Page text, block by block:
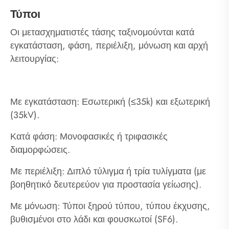
Τύποι
Οι μετασχηματιστές τάσης ταξινομούνται κατά
εγκατάσταση, φάση, περιέλιξη, μόνωση και αρχή
λειτουργίας:
Με εγκατάσταση: Εσωτερική (≤35k) και εξωτερική
(35kV).
Κατά φάση: Μονοφασικές ή τριφασικές
διαμορφώσεις.
Με περιέλιξη: Διπλό τύλιγμα ή τρία τυλίγματα (με
βοηθητικό δευτερεύον για προστασία γείωσης).
Με μόνωση: Τύποι ξηρού τύπου, τύπου έκχυσης,
βυθισμένοι στο λάδι και φουσκωτοί (SF6).